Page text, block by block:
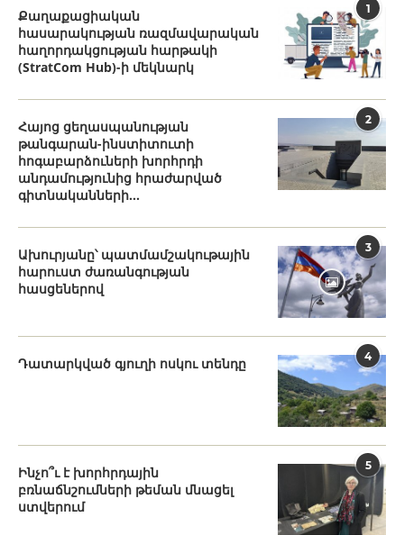
1
Քաղաքացիական
հասարակության ռազմավարական
հաղորդակցության հարթակի
(StratCom Hub)-ի մեկնարկ
2
Հայոց ցեղասպանության
թանգարան-ինստիտուտի
հոգաբարձուների խորհրդի
անդամությունից հրաժարված
գիտնականների...
3
Ախուրյանը՝ պատմամշակութային
հարուստ ժառանգության
հասցեներով
4
Դատարկված գյուղի ոսկու տենդը
5
Ինչո՞ւ է խորհրդային
բռնաճնշումների թեման մնացել
ստվերում